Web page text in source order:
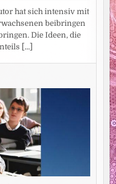
hat sich intensiv mit
beibringen
Die Ideen, die
[...]